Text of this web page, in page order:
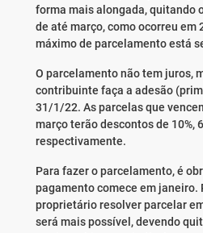
forma mais alongada, quitando
de até março, como ocorreu em
máximo de parcelamento está
O parcelamento não tem juros,
contribuinte faça a adesão
31/1/22. As parcelas que
março terão descontos de 10%,
respectivamente.
Para fazer o parcelamento, é
pagamento comece em janeiro.
proprietário resolver parcelar
será mais possível, devendo